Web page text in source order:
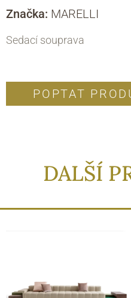
Značka: MARELLI
Sedací souprava
POPTAT
DALŠÍ